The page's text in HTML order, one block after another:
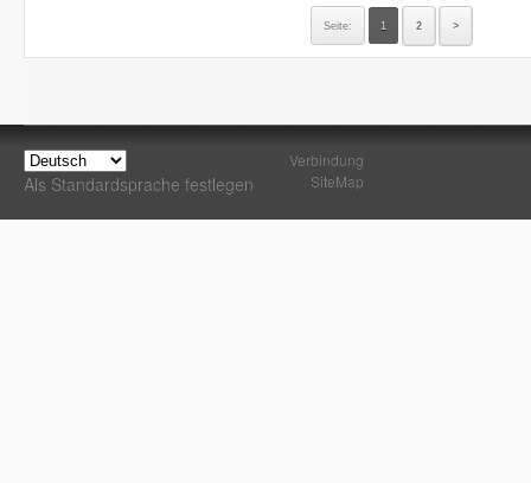
Seite: 1 2 >
Als Standardsprache festlegen
Verbindung
SiteMap